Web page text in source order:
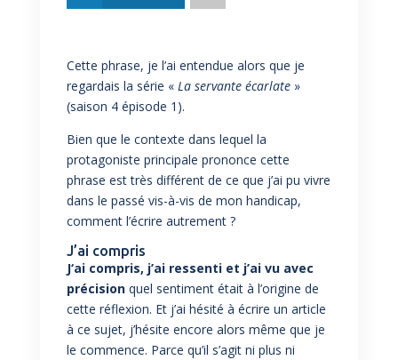
Cette phrase, je l’ai entendue alors que je
regardais la série « La servante écarlate»
(saison 4 épisode 1).
Bien que le contexte dans lequel la
protagoniste principale prononce cette
phrase est très différent de ce que j’ai pu vivre
dans le passé vis-à-vis de mon handicap,
comment l’écrire autrement ?
J’ai compris
J‘ai compris, j’ai ressenti et j’ai vu avec
précisionquel sentiment était à l’origine de
cette réflexion. Et j’ai hésité à écrire un article
à ce sujet, j’hésite encore alors même que je
le commence. Parce qu’il s’agit ni plus ni